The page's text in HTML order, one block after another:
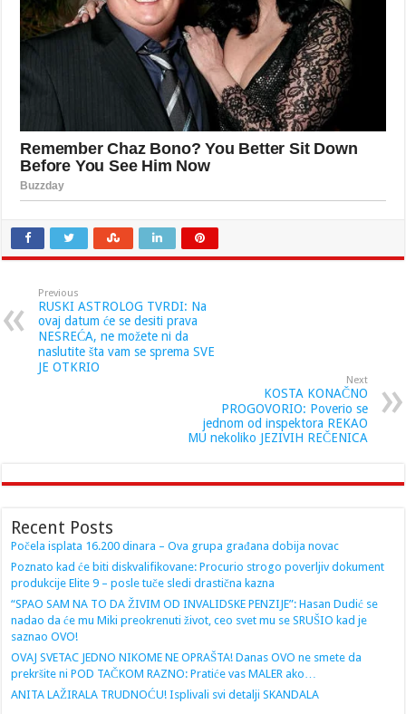
Previous
RUSKI ASTROLOG TVRDI: Na
ovaj datum će se desiti prava
NESREĆA, ne možete ni da
naslutite šta vam se sprema SVE
JE OTKRIO
Next
KOSTA KONAČNO
PROGOVORIO: Poverio se
jednom od inspektora REKAO
MU nekoliko JEZIVIH REČENICA
Recent Posts
Počela isplata 16.200 dinara – Ova grupa građana dobija novac
Poznato kad će biti diskvalifikovane: Procurio strogo poverljiv dokument
produkcije Elite 9 – posle tuče sledi drastična kazna
“SPAO SAM NA TO DA ŽIVIM OD INVALIDSKE PENZIJE”: Hasan Dudić se
nadao da će mu Miki preokrenuti život, ceo svet mu se SRUŠIO kad je
saznao OVO!
OVAJ SVETAC JEDNO NIKOME NE OPRAŠTA! Danas OVO ne smete da
prekršite ni POD TAČKOM RAZNO: Pratiće vas MALER ako…
ANITA LAŽIRALA TRUDNOĆU! Isplivali svi detalji SKANDALA